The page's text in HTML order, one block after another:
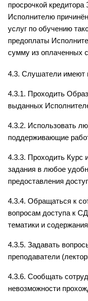
просрочкой кредитора
Исполнителю
услуг по обучению
предоплаты
сумму из оплаченных
4.3. Слушатели имеют
4.3.1. Проходить
выданных
4.3.2. Использовать
поддерживающие
4.3.3. Проходить Курс
задания в любое
предоставления
4.3.4. Обращаться к
вопросам доступа к
тематики и
4.3.5. Задавать
преподаватели
4.3.6. Сообщать
невозможности